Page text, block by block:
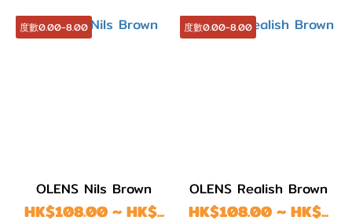
度數0.00-8.00
OLENS Nils Brown
HK$108.00 ~ HK$...
度數0.00-8.00
OLENS Realish Brown
HK$108.00 ~ HK$...